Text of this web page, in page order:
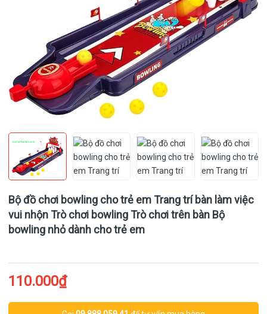
Bộ đồ chơi bowling cho trẻ em Trang trí bàn làm việc
vui nhộn Trò chơi bowling Trò chơi trên bàn Bộ
bowling nhỏ dành cho trẻ em
110.000₫